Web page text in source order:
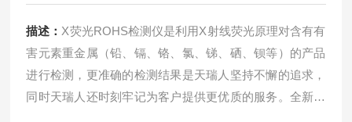
描述： X荧光ROHS检测仪是利用X射线荧光原理对含有有
害元素重金属（铅、镉、铬、氯、锑、硒、钡等）的产品
进行检测，更准确的检测结果是天瑞人坚持不懈的追求，
同时天瑞人还时刻牢记为客户提供更优质的服务。全新开